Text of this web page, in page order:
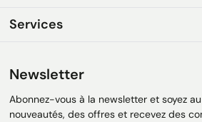
Services
Newsletter
Abonnez-vous à la newsletter et soyez
nouveautés, des offres et recevez des